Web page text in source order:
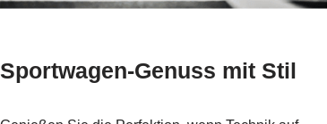
Sportwagen-Genuss mit Stil